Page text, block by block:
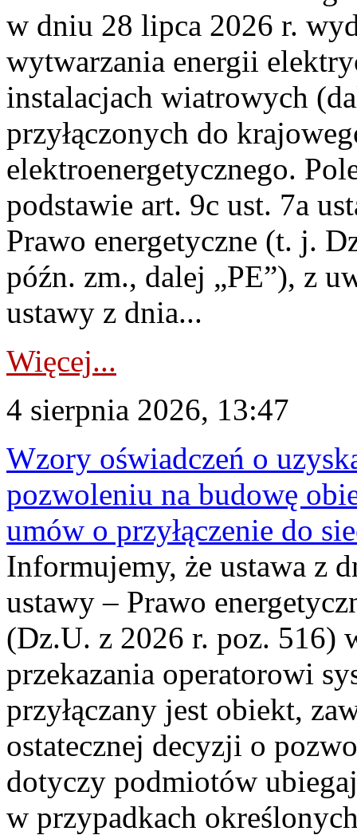
w dniu 28 lipca 2026 r.
wytwarzania energii
instalacjach wiatrowych
przyłączonych do
elektroenergetycznego.
podstawie art. 9c ust. 7a
Prawo energetyczne (t. j.
późn. zm., dalej „PE”), z
ustawy z dnia...
Więcej...
4 sierpnia 2026, 13:47
Wzory oświadczeń o
pozwoleniu na budowę
umów o przyłączenie do
Informujemy, że ustawa z
ustawy – Prawo
(Dz.U. z 2026 r. poz. 516)
przekazania operatorowi
przyłączany jest obiekt,
ostatecznej decyzji o
dotyczy podmiotów
w przypadkach